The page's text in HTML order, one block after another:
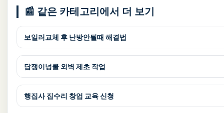
📰 같은 카테고리에서 더 보기
보일러교체 후 난방안될때 해결법
담쟁이넝쿨 외벽 제초 작업
행집사 집수리 창업 교육 신청